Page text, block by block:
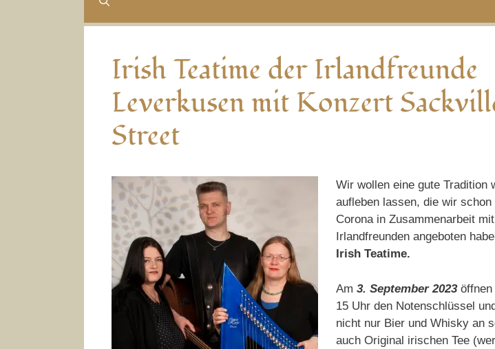
Irish Teatime der Irlandfreunde
Leverkusen mit Konzert
Street
Wir wollen eine gute Tradition
aufleben lassen, die wir schon
Corona in Zusammenarbeit
Irlandfreunden angeboten
Irish Teatime.
Am 3. September 2023öffnen
15 Uhr den Notenschlüssel
nicht nur Bier und Whisky an
auch Original irischen Tee